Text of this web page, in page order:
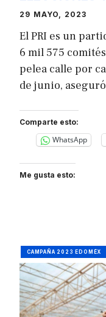
29 MAYO, 2023
El PRI es un
6 mil 575
pelea calle por
de junio,
Comparte esto:
WhatsApp
Me gusta esto:
CAMPAÑA 2023 EDOMÉX